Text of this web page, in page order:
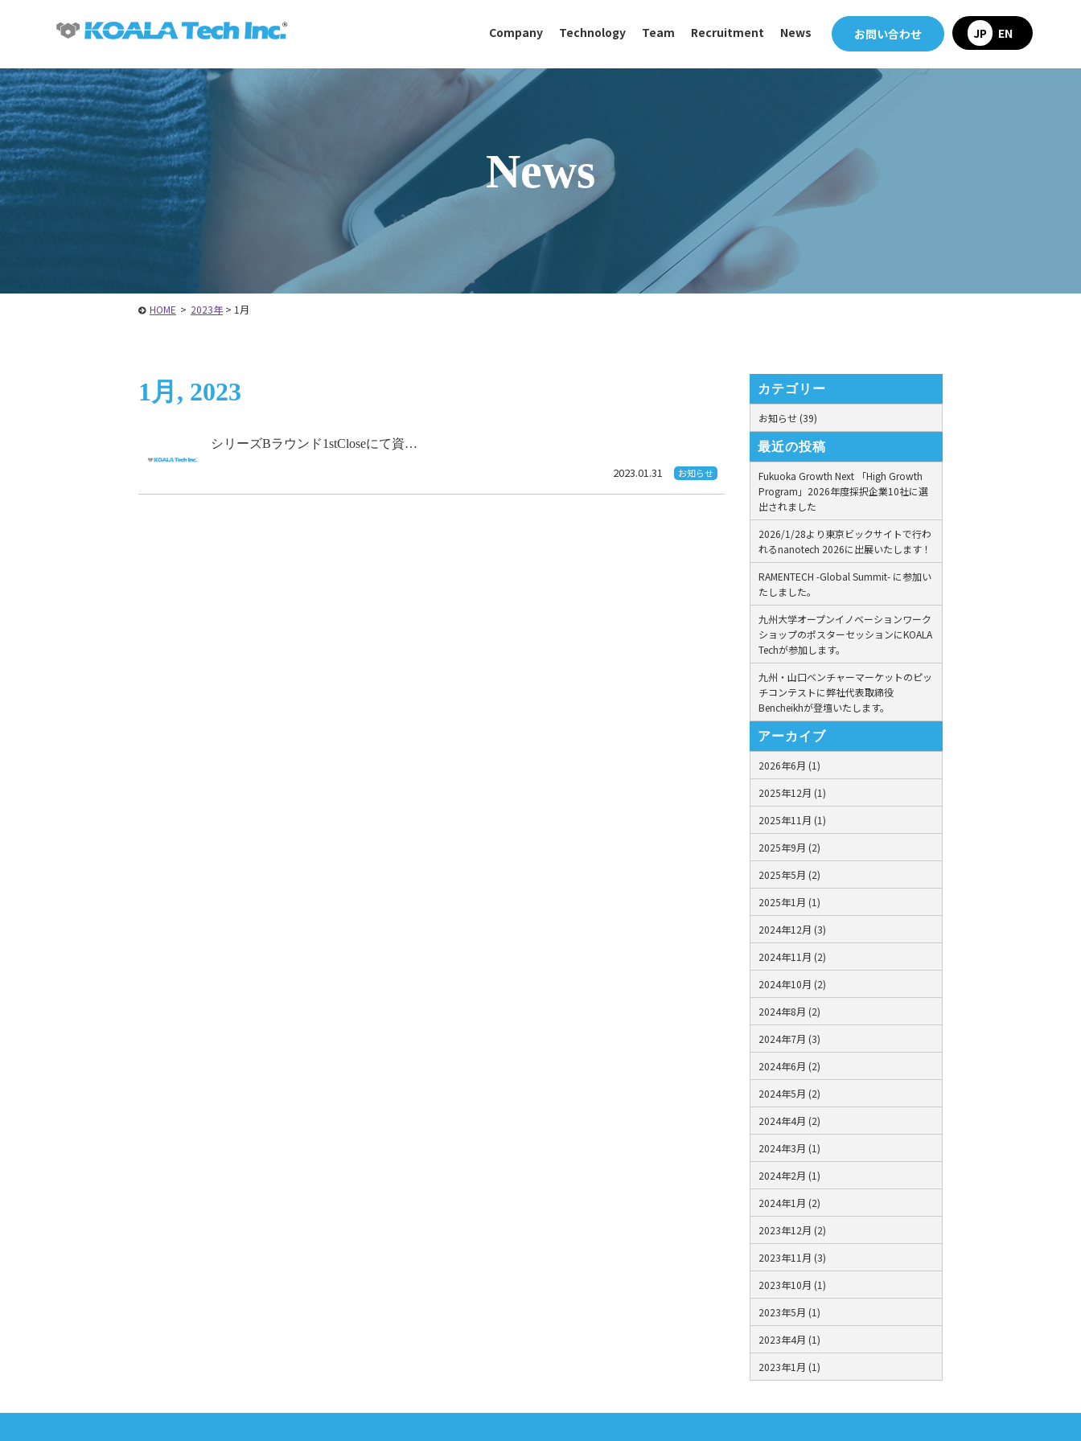
Company Technology Team Recruitment News お問い合わせ JP EN
News
HOME > 2023年> 1月
1月, 2023
シリーズBラウンド1stCloseにて資…
2023.01.31 お知らせ
カテゴリー
お知らせ (39)
最近の投稿
Fukuoka Growth Next 「High Growth
Program」2026年度採択企業10社に選
出されました
2026/1/28より東京ビックサイトで行わ
れるnanotech 2026に出展いたします！
RAMENTECH -Global Summit- に参加い
たしました。
九州大学オープンイノベーションワーク
ショップのポスターセッションにKOALA
Techが参加します。
九州・山口ベンチャーマーケットのピッ
チコンテストに弊社代表取締役
Bencheikhが登壇いたします。
アーカイブ
2026年6月 (1)
2025年12月 (1)
2025年11月 (1)
2025年9月 (2)
2025年5月 (2)
2025年1月 (1)
2024年12月 (3)
2024年11月 (2)
2024年10月 (2)
2024年8月 (2)
2024年7月 (3)
2024年6月 (2)
2024年5月 (2)
2024年4月 (2)
2024年3月 (1)
2024年2月 (1)
2024年1月 (2)
2023年12月 (2)
2023年11月 (3)
2023年10月 (1)
2023年5月 (1)
2023年4月 (1)
2023年1月 (1)